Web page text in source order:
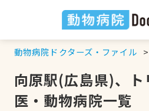
動物病院ドクターズ・ファイル
向原駅(広島県)、
医・動物病院一覧